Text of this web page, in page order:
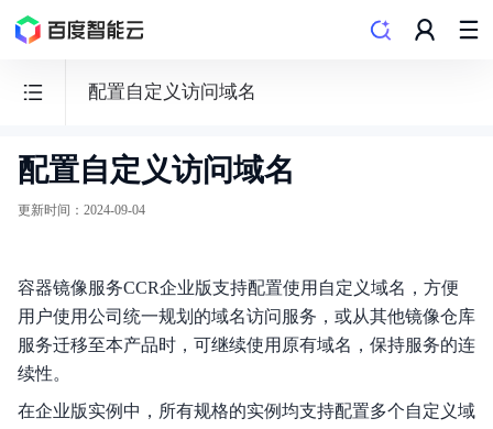
配置自定义访问域名
容
器
服
务
CCR
配置自定义访问域名
更新时间 ： 2024-09-04
容器镜像服务CCR企业版支持配置使用自定义域名，方便
用户使用公司统一规划的域名访问服务，或从其他镜像仓库
服务迁移至本产品时，可继续使用原有域名，保持服务的连
续性。
在企业版实例中，所有规格的实例均支持配置多个自定义域